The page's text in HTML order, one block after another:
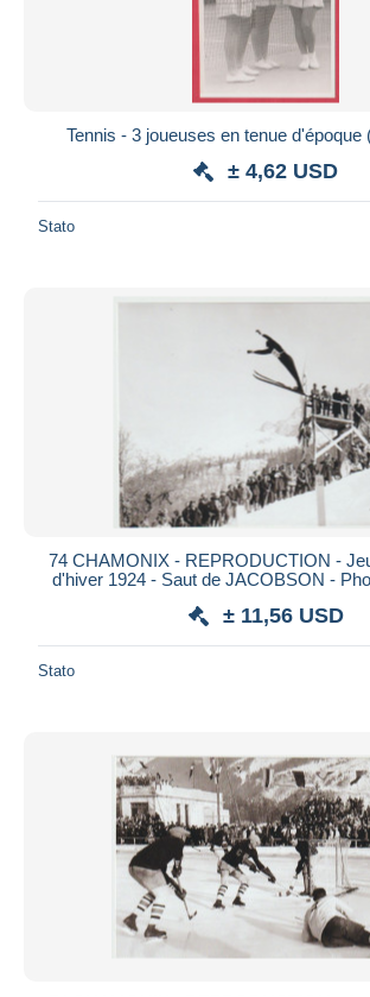
Tennis - 3 joueuses en tenue d'époque
± 4,62 USD
Stato
74 CHAMONIX - REPRODUCTION -
d'hiver 1924 - Saut de JACOBSON -
± 11,56 USD
Stato